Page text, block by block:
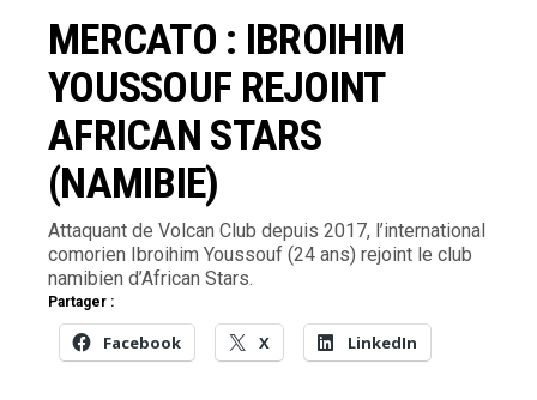
MERCATO : IBROIHIM
YOUSSOUF REJOINT
AFRICAN STARS
(NAMIBIE)
Attaquant de Volcan Club depuis 2017, l’international
comorien Ibroihim Youssouf (24 ans) rejoint le club
namibien d’African Stars.
Partager :
Facebook X LinkedIn